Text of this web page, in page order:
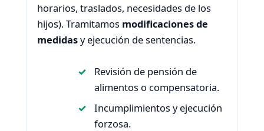
horarios, traslados, necesidades de los
hijos). Tramitamos modificaciones de
medidasy ejecución de sentencias.
Revisión de pensión de
alimentos o compensatoria.
Incumplimientos y ejecución
forzosa.